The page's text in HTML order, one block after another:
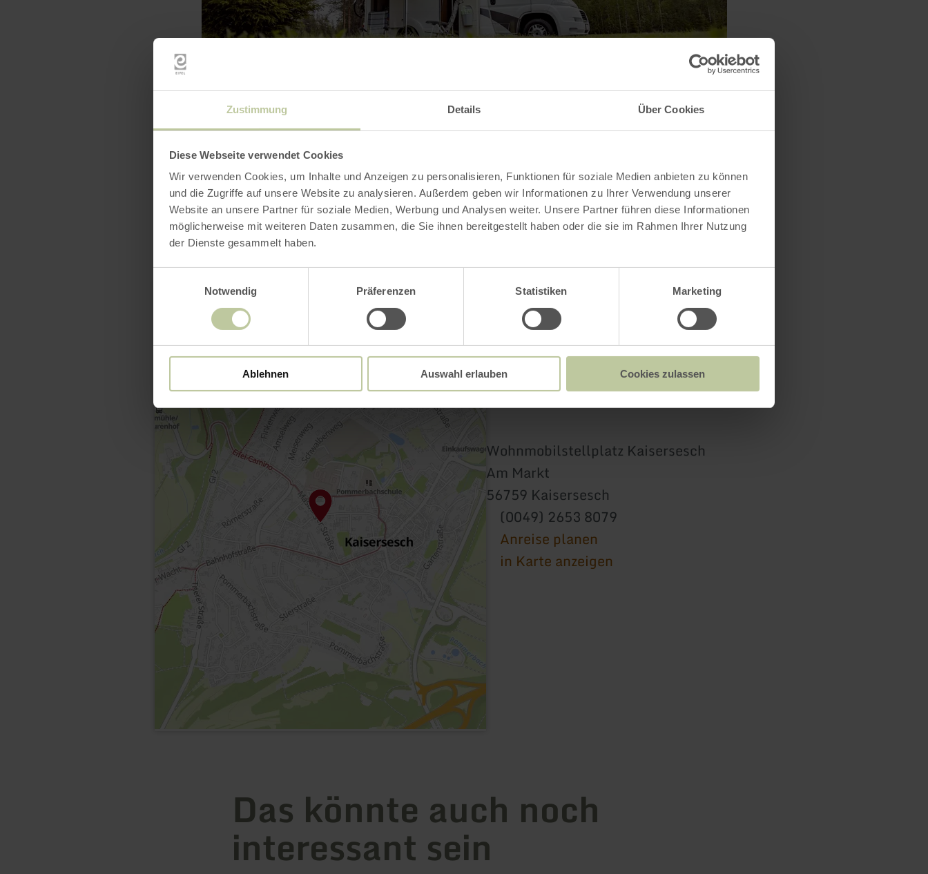
Zustimmung Details Über Cookies
Diese Webseite verwendet Cookies
Wir verwenden Cookies, um Inhalte und Anzeigen zu personalisieren, Funktionen für soziale Medien anbieten zu können
und die Zugriffe auf unsere Website zu analysieren. Außerdem geben wir Informationen zu Ihrer Verwendung unserer
Website an unsere Partner für soziale Medien, Werbung und Analysen weiter. Unsere Partner führen diese Informationen
möglicherweise mit weiteren Daten zusammen, die Sie ihnen bereitgestellt haben oder die sie im Rahmen Ihrer Nutzung
der Dienste gesammelt haben.
Notwendig
Präferenzen Statistiken Marketing
Ablehnen Auswahl erlauben Cookies zulassen
Kontakt
Wohnmobilstellplatz Kaisersesch
Am Markt
56759 Kaisersesch
(0049) 2653 8079
Anreise planen
in Karte anzeigen
Das könnte auch noch
interessant sein